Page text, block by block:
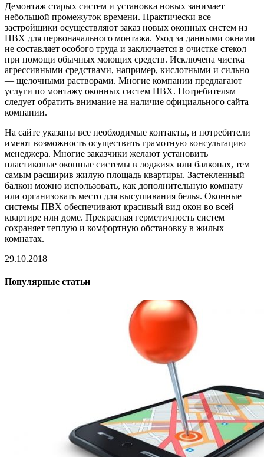
Демонтаж старых систем и установка новых занимает
небольшой промежуток времени. Практически все
застройщики осуществляют заказ новых оконных систем из
ПВХ для первоначального монтажа. Уход за данными окнами
не составляет особого труда и заключается в очистке стекол
при помощи обычных моющих средств. Исключена чистка
агрессивными средствами, например, кислотными и сильно
— щелочными растворами. Многие компании предлагают
услуги по монтажу оконных систем ПВХ. Потребителям
следует обратить внимание на наличие официального сайта
компании.
На сайте указаны все необходимые контакты, и потребители
имеют возможность осуществить грамотную консультацию
менеджера. Многие заказчики желают установить
пластиковые оконные системы в лоджиях или балконах, тем
самым расширив жилую площадь квартиры. Застекленный
балкон можно использовать, как дополнительную комнату
или организовать место для высушивания белья. Оконные
системы ПВХ обеспечивают красивый вид окон во всей
квартире или доме. Прекрасная герметичность систем
сохраняет теплую и комфортную обстановку в жилых
комнатах.
29.10.2018
Популярные статьи